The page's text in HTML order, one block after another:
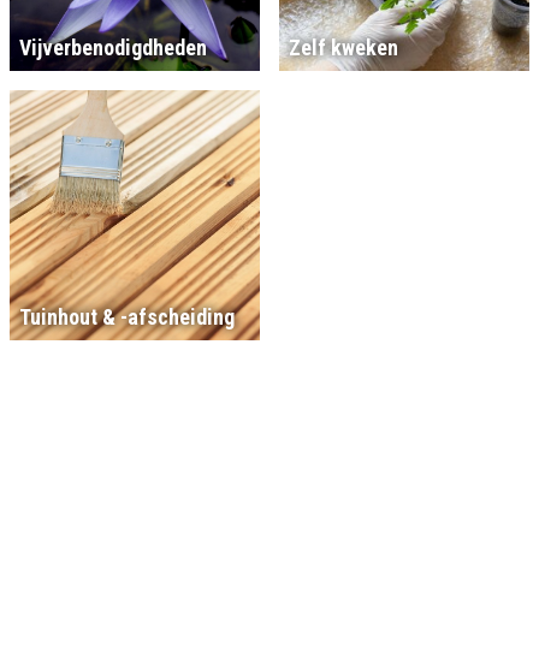
Vijverbenodigdheden Zelf kweken
Tuinhout & -afscheiding